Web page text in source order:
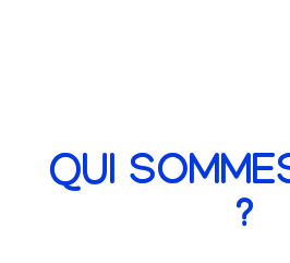
QUI
?